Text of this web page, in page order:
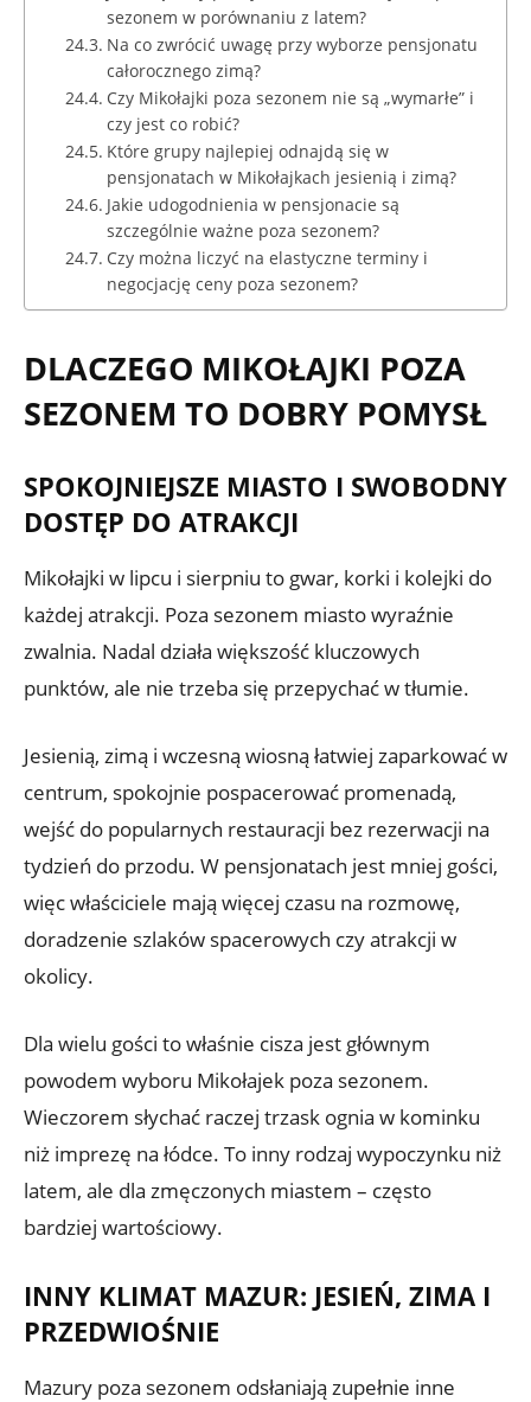
sezonem w porównaniu z latem?
Na co zwrócić uwagę przy wyborze pensjonatu
całorocznego zimą?
Czy Mikołajki poza sezonem nie są „wymarłe” i
czy jest co robić?
Które grupy najlepiej odnajdą się w
pensjonatach w Mikołajkach jesienią i zimą?
Jakie udogodnienia w pensjonacie są
szczególnie ważne poza sezonem?
Czy można liczyć na elastyczne terminy i
negocjację ceny poza sezonem?
DLACZEGO MIKOŁAJKI POZA
SEZONEM TO DOBRY POMYSŁ
SPOKOJNIEJSZE MIASTO I SWOBODNY
DOSTĘP DO ATRAKCJI
Mikołajki w lipcu i sierpniu to gwar, korki i kolejki do
każdej atrakcji. Poza sezonem miasto wyraźnie
zwalnia. Nadal działa większość kluczowych
punktów, ale nie trzeba się przepychać w tłumie.
Jesienią, zimą i wczesną wiosną łatwiej zaparkować w
centrum, spokojnie pospacerować promenadą,
wejść do popularnych restauracji bez rezerwacji na
tydzień do przodu. W pensjonatach jest mniej gości,
więc właściciele mają więcej czasu na rozmowę,
doradzenie szlaków spacerowych czy atrakcji w
okolicy.
Dla wielu gości to właśnie cisza jest głównym
powodem wyboru Mikołajek poza sezonem.
Wieczorem słychać raczej trzask ognia w kominku
niż imprezę na łódce. To inny rodzaj wypoczynku niż
latem, ale dla zmęczonych miastem – często
bardziej wartościowy.
INNY KLIMAT MAZUR: JESIEŃ, ZIMA I
PRZEDWIOŚNIE
Mazury poza sezonem odsłaniają zupełnie inne